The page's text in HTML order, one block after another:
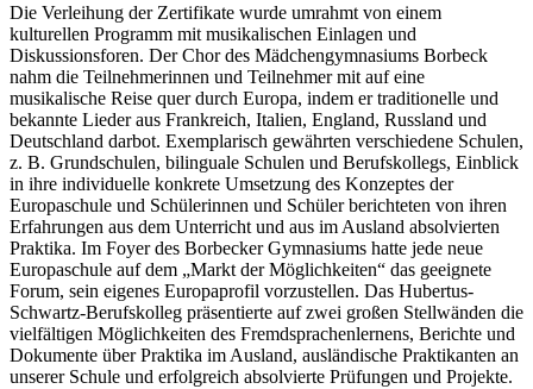
Die Verleihung der Zertifikate wurde umrahmt von einem
kulturellen Programm mit musikalischen Einlagen und
Diskussionsforen. Der Chor des Mädchengymnasiums Borbeck
nahm die Teilnehmerinnen und Teilnehmer mit auf eine
musikalische Reise quer durch Europa, indem er traditionelle und
bekannte Lieder aus Frankreich, Italien, England, Russland und
Deutschland darbot. Exemplarisch gewährten verschiedene Schulen,
z. B. Grundschulen, bilinguale Schulen und Berufskollegs, Einblick
in ihre individuelle konkrete Umsetzung des Konzeptes der
Europaschule und Schülerinnen und Schüler berichteten von ihren
Erfahrungen aus dem Unterricht und aus im Ausland absolvierten
Praktika. Im Foyer des Borbecker Gymnasiums hatte jede neue
Europaschule auf dem „Markt der Möglichkeiten“ das geeignete
Forum, sein eigenes Europaprofil vorzustellen. Das Hubertus-
Schwartz-Berufskolleg präsentierte auf zwei großen Stellwänden die
vielfältigen Möglichkeiten des Fremdsprachenlernens, Berichte und
Dokumente über Praktika im Ausland, ausländische Praktikanten an
unserer Schule und erfolgreich absolvierte Prüfungen und Projekte.